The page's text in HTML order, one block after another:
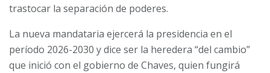
trastocar la separación de poderes.
La nueva mandataria ejercerá la presidencia en el
período 2026-2030 y dice ser la heredera “del cambio”
que inició con el gobierno de Chaves, quien fungirá